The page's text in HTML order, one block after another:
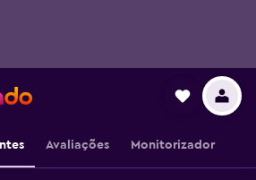
Avaliações Monitorizador